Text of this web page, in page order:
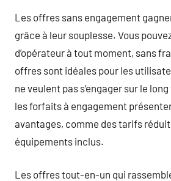
Les offres sans engagement
grâce à leur souplesse. Vous
d’opérateur à tout moment, sans
offres sont idéales pour les
ne veulent pas s’engager sur le
les forfaits à engagement
avantages, comme des tarifs
équipements inclus.
Les offres tout-en-un qui